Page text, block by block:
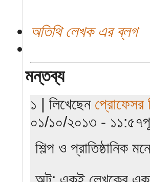
অতিথি লেখক এর ব্লগ
মন্তব্য
১ | লিখেছেন প্রোফেসর
০১/১০/২০১৩ -
শিল্প ও প্রাতিষ্ঠানিক